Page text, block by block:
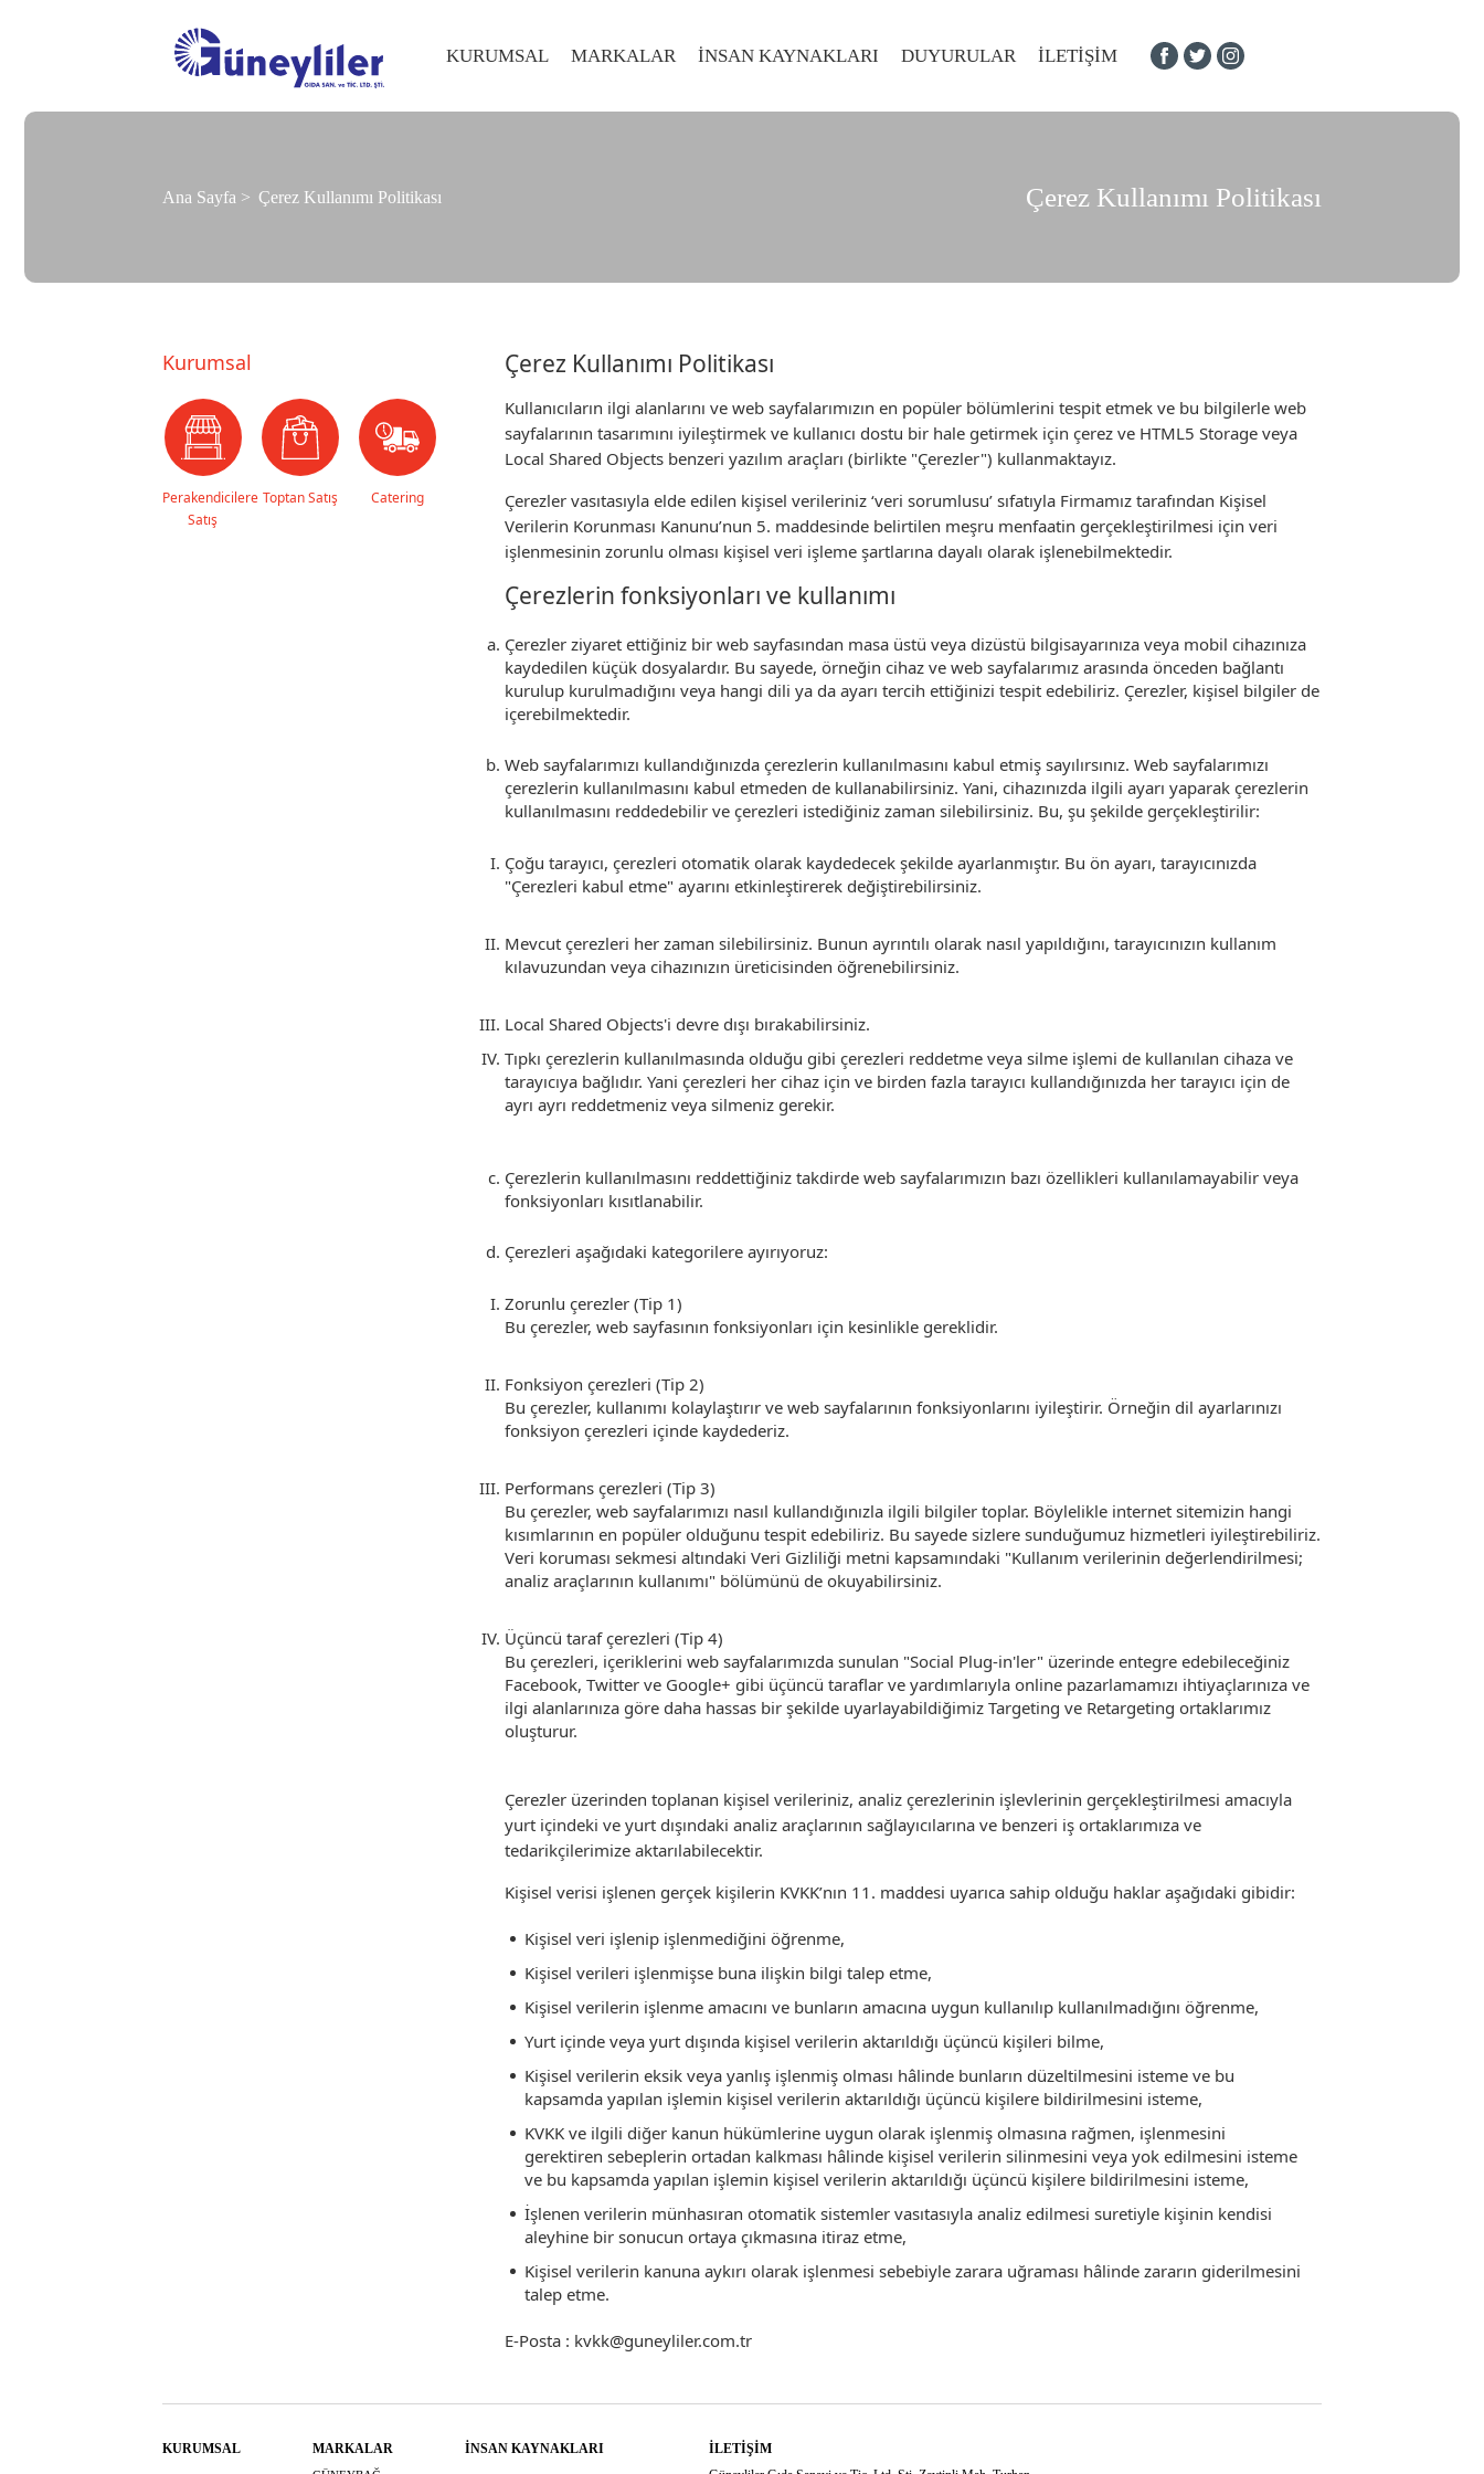
KURUMSAL MARKALAR İNSAN KAYNAKLARI DUYURULAR İLETIŞIM
Ana Sayfa Çerez Kullanımı Politikası Çerez Kullanımı Politikası
Çerez Kullanımı Politikası
Kullanıcıların ilgi alanlarını ve web sayfalarımızın en popüler bölümlerini tespit etmek ve bu bilgilerle web
sayfalarının tasarımını iyileştirmek ve kullanıcı dostu bir hale getirmek için çerez ve HTML5 Storage veya
Local Shared Objects benzeri yazılım araçları (birlikte "Çerezler") kullanmaktayız.
Çerezler vasıtasıyla elde edilen kişisel verileriniz ‘veri sorumlusu’ sıfatıyla Firmamız tarafından Kişisel
Verilerin Korunması Kanunu’nun 5. maddesinde belirtilen meşru menfaatin gerçekleştirilmesi için veri
işlenmesinin zorunlu olması kişisel veri işleme şartlarına dayalı olarak işlenebilmektedir.
Çerezlerin fonksiyonları ve kullanımı
Çerezler ziyaret ettiğiniz bir web sayfasından masa üstü veya dizüstü bilgisayarınıza veya mobil cihazınıza
kaydedilen küçük dosyalardır. Bu sayede, örneğin cihaz ve web sayfalarımız arasında önceden bağlantı
kurulup kurulmadığını veya hangi dili ya da ayarı tercih ettiğinizi tespit edebiliriz. Çerezler, kişisel bilgiler de
içerebilmektedir.
Web sayfalarımızı kullandığınızda çerezlerin kullanılmasını kabul etmiş sayılırsınız. Web sayfalarımızı
çerezlerin kullanılmasını kabul etmeden de kullanabilirsiniz. Yani, cihazınızda ilgili ayarı yaparak çerezlerin
kullanılmasını reddedebilir ve çerezleri istediğiniz zaman silebilirsiniz. Bu, şu şekilde gerçekleştirilir:
Çoğu tarayıcı, çerezleri otomatik olarak kaydedecek şekilde ayarlanmıştır. Bu ön ayarı, tarayıcınızda
"Çerezleri kabul etme" ayarını etkinleştirerek değiştirebilirsiniz.
Mevcut çerezleri her zaman silebilirsiniz. Bunun ayrıntılı olarak nasıl yapıldığını, tarayıcınızın kullanım
kılavuzundan veya cihazınızın üreticisinden öğrenebilirsiniz.
Local Shared Objects'i devre dışı bırakabilirsiniz.
Tıpkı çerezlerin kullanılmasında olduğu gibi çerezleri reddetme veya silme işlemi de kullanılan cihaza ve
tarayıcıya bağlıdır. Yani çerezleri her cihaz için ve birden fazla tarayıcı kullandığınızda her tarayıcı için de
ayrı ayrı reddetmeniz veya silmeniz gerekir.
Çerezlerin kullanılmasını reddettiğiniz takdirde web sayfalarımızın bazı özellikleri kullanılamayabilir veya
fonksiyonları kısıtlanabilir.
Çerezleri aşağıdaki kategorilere ayırıyoruz:
Zorunlu çerezler (Tip 1)
Bu çerezler, web sayfasının fonksiyonları için kesinlikle gereklidir.
Fonksiyon çerezleri (Tip 2)
Bu çerezler, kullanımı kolaylaştırır ve web sayfalarının fonksiyonlarını iyileştirir. Örneğin dil ayarlarınızı
fonksiyon çerezleri içinde kaydederiz.
Performans çerezleri (Tip 3)
Bu çerezler, web sayfalarımızı nasıl kullandığınızla ilgili bilgiler toplar. Böylelikle internet sitemizin hangi
kısımlarının en popüler olduğunu tespit edebiliriz. Bu sayede sizlere sunduğumuz hizmetleri iyileştirebiliriz.
Veri koruması sekmesi altındaki Veri Gizliliği metni kapsamındaki "Kullanım verilerinin değerlendirilmesi;
analiz araçlarının kullanımı" bölümünü de okuyabilirsiniz.
Üçüncü taraf çerezleri (Tip 4)
Bu çerezleri, içeriklerini web sayfalarımızda sunulan "Social Plug-in'ler" üzerinde entegre edebileceğiniz
Facebook, Twitter ve Google+ gibi üçüncü taraflar ve yardımlarıyla online pazarlamamızı ihtiyaçlarınıza ve
ilgi alanlarınıza göre daha hassas bir şekilde uyarlayabildiğimiz Targeting ve Retargeting ortaklarımız
oluşturur.
Çerezler üzerinden toplanan kişisel verileriniz, analiz çerezlerinin işlevlerinin gerçekleştirilmesi amacıyla
yurt içindeki ve yurt dışındaki analiz araçlarının sağlayıcılarına ve benzeri iş ortaklarımıza ve
tedarikçilerimize aktarılabilecektir.
Kişisel verisi işlenen gerçek kişilerin KVKK’nın 11. maddesi uyarıca sahip olduğu haklar aşağıdaki gibidir:
Kişisel veri işlenip işlenmediğini öğrenme,
Kişisel verileri işlenmişse buna ilişkin bilgi talep etme,
Kişisel verilerin işlenme amacını ve bunların amacına uygun kullanılıp kullanılmadığını öğrenme,
Yurt içinde veya yurt dışında kişisel verilerin aktarıldığı üçüncü kişileri bilme,
Kişisel verilerin eksik veya yanlış işlenmiş olması hâlinde bunların düzeltilmesini isteme ve bu
kapsamda yapılan işlemin kişisel verilerin aktarıldığı üçüncü kişilere bildirilmesini isteme,
KVKK ve ilgili diğer kanun hükümlerine uygun olarak işlenmiş olmasına rağmen, işlenmesini
gerektiren sebeplerin ortadan kalkması hâlinde kişisel verilerin silinmesini veya yok edilmesini isteme
ve bu kapsamda yapılan işlemin kişisel verilerin aktarıldığı üçüncü kişilere bildirilmesini isteme,
İşlenen verilerin münhasıran otomatik sistemler vasıtasıyla analiz edilmesi suretiyle kişinin kendisi
aleyhine bir sonucun ortaya çıkmasına itiraz etme,
Kişisel verilerin kanuna aykırı olarak işlenmesi sebebiyle zarara uğraması hâlinde zararın giderilmesini
talep etme.
E-Posta : kvkk@guneyliler.com.tr
Kurumsal
Perakendicilere
Satış
Toptan Satış Catering
KURUMSAL MARKALAR İNSAN KAYNAKLARI
İLETIŞIM